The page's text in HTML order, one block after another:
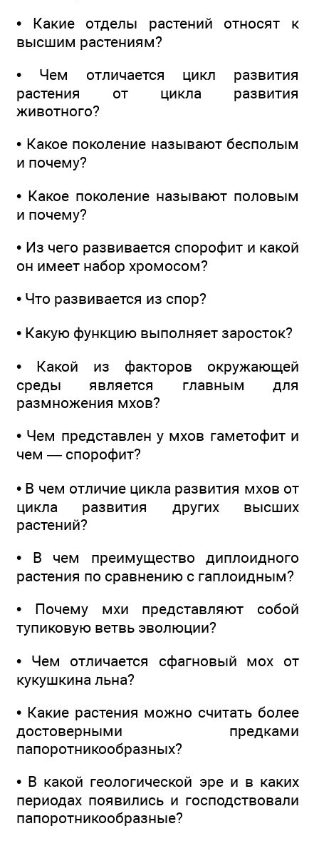
• Какие отделы растений относят к
высшим растениям?
• Чем отличается цикл развития
растения от цикла развития
животного?
• Какое поколение называют бесполым
и почему?
• Какое поколение называют половым
и почему?
• Из чего развивается спорофит и какой
он имеет набор хромосом?
• Что развивается из спор?
• Какую функцию выполняет заросток?
• Какой из факторов окружающей
среды является главным для
размножения мхов?
• Чем представлен у мхов гаметофит и
чем — спорофит?
• В чем отличие цикла развития мхов от
цикла развития других высших
растений?
• В чем преимущество диплоидного
растения по сравнению с гаплоидным?
• Почему мхи представляют собой
тупиковую ветвь эволюции?
• Чем отличается сфагновый мох от
кукушкина льна?
• Какие растения можно считать более
достоверными предками
папоротникообразных?
• В какой геологической эре и в каких
периодах появились и господствовали
папоротникообразные?